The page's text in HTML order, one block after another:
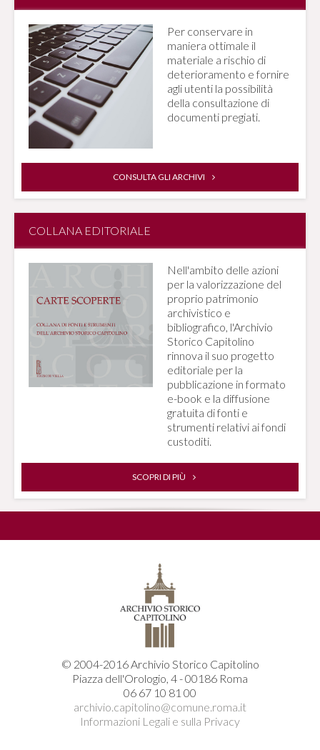
Per conservare in
maniera ottimale il
materiale a rischio di
deterioramento e fornire
agli utenti la possibilità
della consultazione di
documenti pregiati.
CONSULTA GLI ARCHIVI
COLLANA EDITORIALE
Nell'ambito delle azioni
per la valorizzazione del
proprio patrimonio
archivistico e
bibliografico, l'Archivio
Storico Capitolino
rinnova il suo progetto
editoriale per la
pubblicazione in formato
e-book e la diffusione
gratuita di fonti e
strumenti relativi ai fondi
custoditi.
SCOPRI DI PIÙ
© 2004-2016 Archivio Storico Capitolino
Piazza dell'Orologio, 4 - 00186 Roma
06 67 10 81 00
archivio.capitolino@comune.roma.it
Informazioni Legali e sulla Privacy